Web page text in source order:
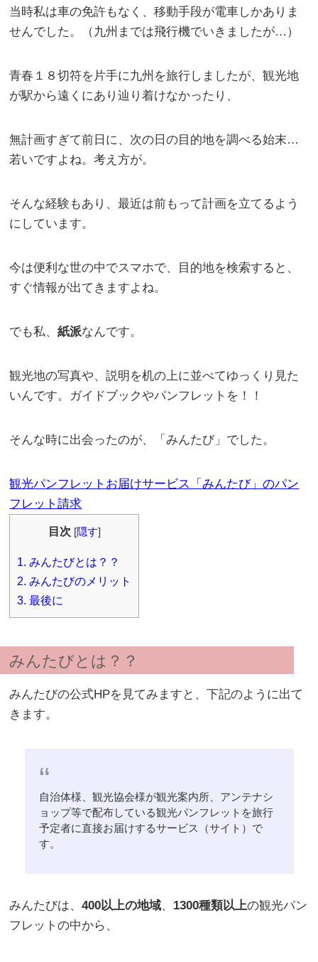
当時私は車の免許もなく、移動手段が電車しかありま
せんでした。（九州までは飛行機でいきましたが…）
青春１８切符を片手に九州を旅行しましたが、観光地
が駅から遠くにあり辿り着けなかったり、
無計画すぎて前日に、次の日の目的地を調べる始末…
若いですよね。考え方が。
そんな経験もあり、最近は前もって計画を立てるよう
にしています。
今は便利な世の中でスマホで、目的地を検索すると、
すぐ情報が出てきますよね。
でも私、紙派なんです。
観光地の写真や、説明を机の上に並べてゆっくり見た
いんです。ガイドブックやパンフレットを！！
そんな時に出会ったのが、「みんたび」でした。
観光パンフレットお届けサービス「みんたび」のパン
フレット請求
目次 [隠す]
1. みんたびとは？？
2. みんたびのメリット
3. 最後に
みんたびとは？？
みんたびの公式HPを見てみますと、下記のように出て
きます。
自治体様、観光協会様が観光案内所、アンテナシ
ョップ等で配布している観光パンフレットを旅行
予定者に直接お届けするサービス（サイト）で
す。
みんたびは、400以上の地域、 1300種類以上の観光パン
フレットの中から、